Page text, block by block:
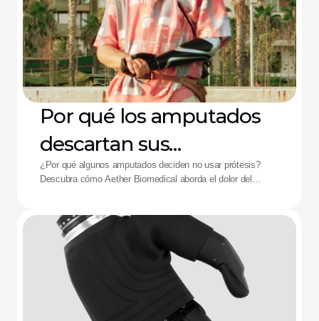
Por qué los amputados
descartan sus
dispositivos: La solución
¿Por qué algunos amputados deciden no usar prótesis?
Descubra cómo Aether Biomedical aborda el dolor del